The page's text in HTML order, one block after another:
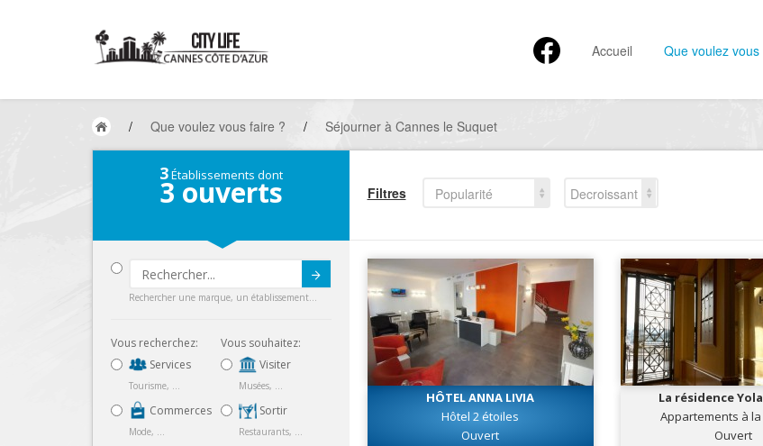
Accueil Que voulez vous
/ Que voulez vous faire ? / Séjourner à Cannes le Suquet
3Établissements dont
3 ouverts
Rechercher une marque, un établissement...
Vous recherchez:
Services
Tourisme, ...
Commerces
Mode, ...
Vous souhaitez:
Visiter
Musées, ...
Sortir
Restaurants, ...
Filtres Popularité
Decroissant
HÔTEL ANNA LIVIA
Hôtel 2 étoiles
Ouvert
La résidence
Appartements à
Ouvert